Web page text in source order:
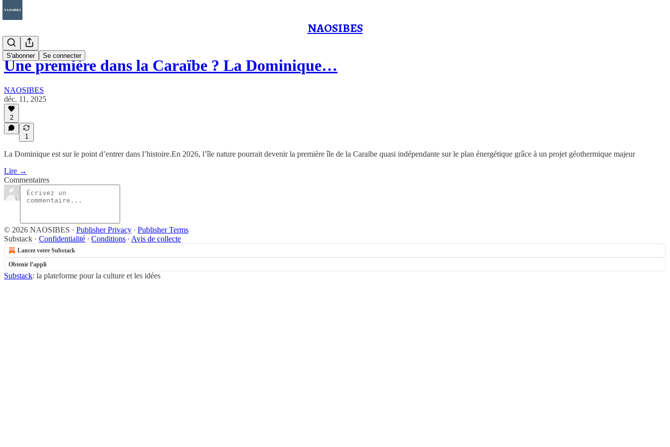
NAOSIBES
S'abonner Se connecter
Une première dans la Caraïbe ? La Dominique…
NAOSIBES
déc. 11, 2025
2
1
La Dominique est sur le point d’entrer dans l’histoire.En 2026, l’île nature pourrait devenir la première île de la Caraïbe quasi indépendante sur le plan énergétique grâce à un projet géothermique majeur
Lire →
Commentaires
© 2026 NAOSIBES · Publisher Privacy ∙ Publisher Terms
Substack · Confidentialité ∙ Conditions ∙ Avis de collecte
Lancez votre Substack
Obtenir l’appli
Substack: la plateforme pour la culture et les idées